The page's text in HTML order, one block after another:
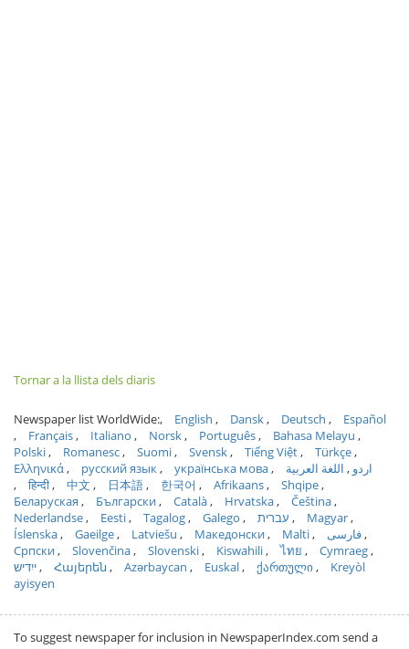
Tornar a la llista dels diaris
Newspaper list WorldWide: English Dansk Deutsch
Español
Français
Italiano Norsk Português
Bahasa Melayu
Polski
Romanesc Suomi Svensk Tiếng Việt
Türkçe
Ελληνικά
русский язык українська мова اردو
اللغة العربية
हिन्दी
中文 日本語 한국어 Afrikaans
Shqipe
Беларуская
Български Català Hrvatska
Čeština
Nederlandse
Eesti Tagalog Galego עברית
Magyar
Íslenska
Gaeilge Latviešu Македонски Malti
فارسی
Српски
Slovenčina Slovenski Kiswahili ไทย
Cymraeg
ייִדיש
Հայերեն Azərbaycan Euskal ქართული
Kreyòl
ayisyen
To suggest newspaper for inclusion in NewspaperIndex.com send a